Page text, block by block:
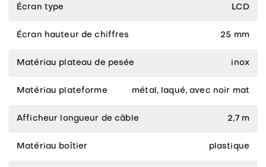
Écran type LCD
Écran hauteur de chiffres 25 mm
Matériau plateau de pesée inox
Matériau plateforme métal, laqué, avec noir mat
Afficheur longueur de câble 2,7 m
Matériau boîtier plastique